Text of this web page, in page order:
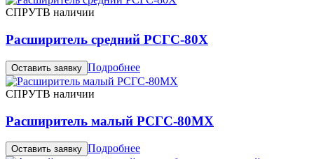
СПРУТВ наличии
Расширитель средний РСГС-80Х
Оставить заявку Подробнее
СПРУТВ наличии
Расширитель малый РСГС-80МХ
Оставить заявку Подробнее